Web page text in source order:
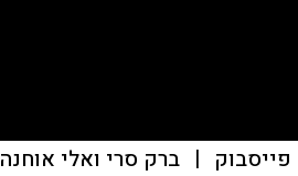
פייסבוק | ברק סרי ואלי אוחנה